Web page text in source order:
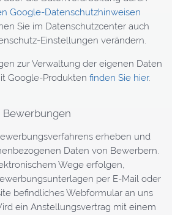
Google-Datenschutzhinweisen
Sie im Datenschutzcenter auch
Einstellungen verändern.
zur Verwaltung der eigenen Daten
Google-Produkten finden Sie hier.
Bewerbungen
erheben und
Daten von Bewerbern.
Wege erfolgen,
per E-Mail oder
befindliches Webformular an uns
ein Anstellungsvertrag mit einem